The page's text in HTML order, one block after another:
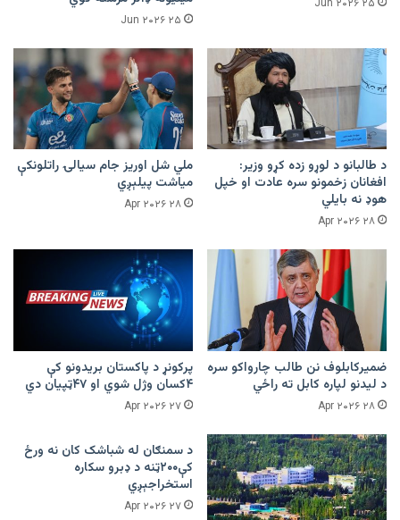
۲۵ Jun ۲۰۲۶
۲۵ Jun ۲۰۲۶
د طالبانو د لوړو زده کړو وزیر:
افغانان زخمونو سره عادت او خپل
هوډ نه بایلي
۲۸ Apr ۲۰۲۶
ملي شل اوریز جام سیالۍ راتلونکې
میاشت پیلېږي
۲۸ Apr ۲۰۲۶
ضمیرکابلوف نن طالب چارواکو سره
د لیدنو لپاره کابل ته راځي
۲۸ Apr ۲۰۲۶
پرکونړ د پاکستان بریدونو کې
۴کسان وژل شوي او ۴۷ټپیان دي
۲۷ Apr ۲۰۲۶
د سمنګان له شباشک کان نه ورځ
کې۲۰۰ټنه د ډبرو سکاره
استخراجېږي
۲۷ Apr ۲۰۲۶